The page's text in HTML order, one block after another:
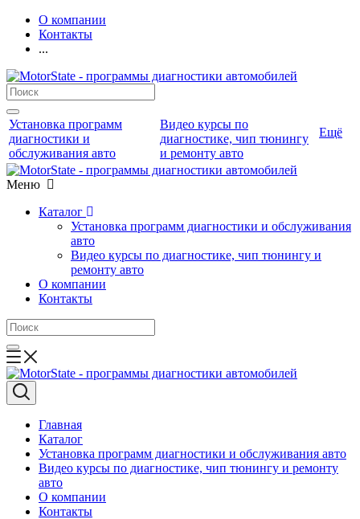
О компании
Контакты
...
Установка программ
диагностики и
обслуживания авто
Видео курсы по
диагностике, чип тюнингу
и ремонту авто
Ещё
Меню
Каталог
Установка программ диагностики и обслуживания
авто
Видео курсы по диагностике, чип тюнингу и
ремонту авто
О компании
Контакты
Главная
Каталог
Установка программ диагностики и обслуживания авто
Видео курсы по диагностике, чип тюнингу и ремонту
авто
О компании
Контакты